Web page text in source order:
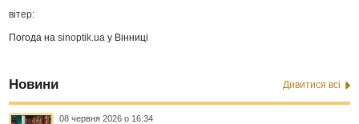
вітер:
Погода наsinoptik.ua у Вінниці
Новини Дивитися всі
08 червня 2026 о 16:34